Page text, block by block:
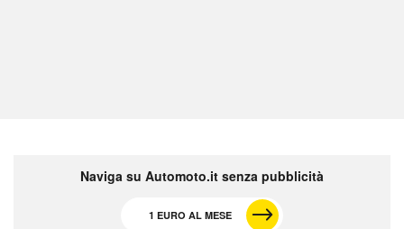
Naviga su Automoto.it senza pubblicità
1 EURO AL MESE